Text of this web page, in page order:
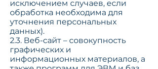
исключением случаев, если
обработка необходима для
уточнения персональных
данных).
2.3. Веб-сайт – совокупность
графических и
информационных материалов, а